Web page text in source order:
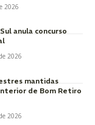
2026
anula concurso
2026
mantidas
de Bom Retiro
2026